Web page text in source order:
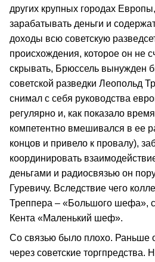
других крупных городах
зарабатывать деньги и
доходы всю советскую
происхождения, которое он не
скрывать, Брюссель вынужден
советской разведки Леопольд
снимал с себя руководства
регулярно и, как показало
компетентно вмешивался в ее
концов и привело к провалу),
координировать
деньгами и радиосвязью он
Гуревичу. Вследствие чего
Треппера – «Большого шефа»,
Кента «Маленький шеф».
Со связью было плохо. Раньше
через советские торгпредства.